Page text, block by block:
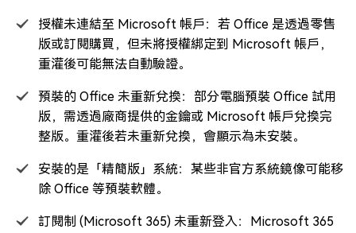
授權未連結至 Microsoft 帳戶：若 Office 是透過零售
版或訂閱購買，但未將授權綁定到 Microsoft 帳戶，
重灌後可能無法自動驗證。
預裝的 Office 未重新兌換：部分電腦預裝 Office 試用
版，需透過廠商提供的金鑰或 Microsoft 帳戶兌換完
整版。重灌後若未重新兌換，會顯示為未安裝。
安裝的是「精簡版」系統：某些非官方系統鏡像可能移
除 Office 等預裝軟體。
訂閱制 (Microsoft 365) 未重新登入：Microsoft 365